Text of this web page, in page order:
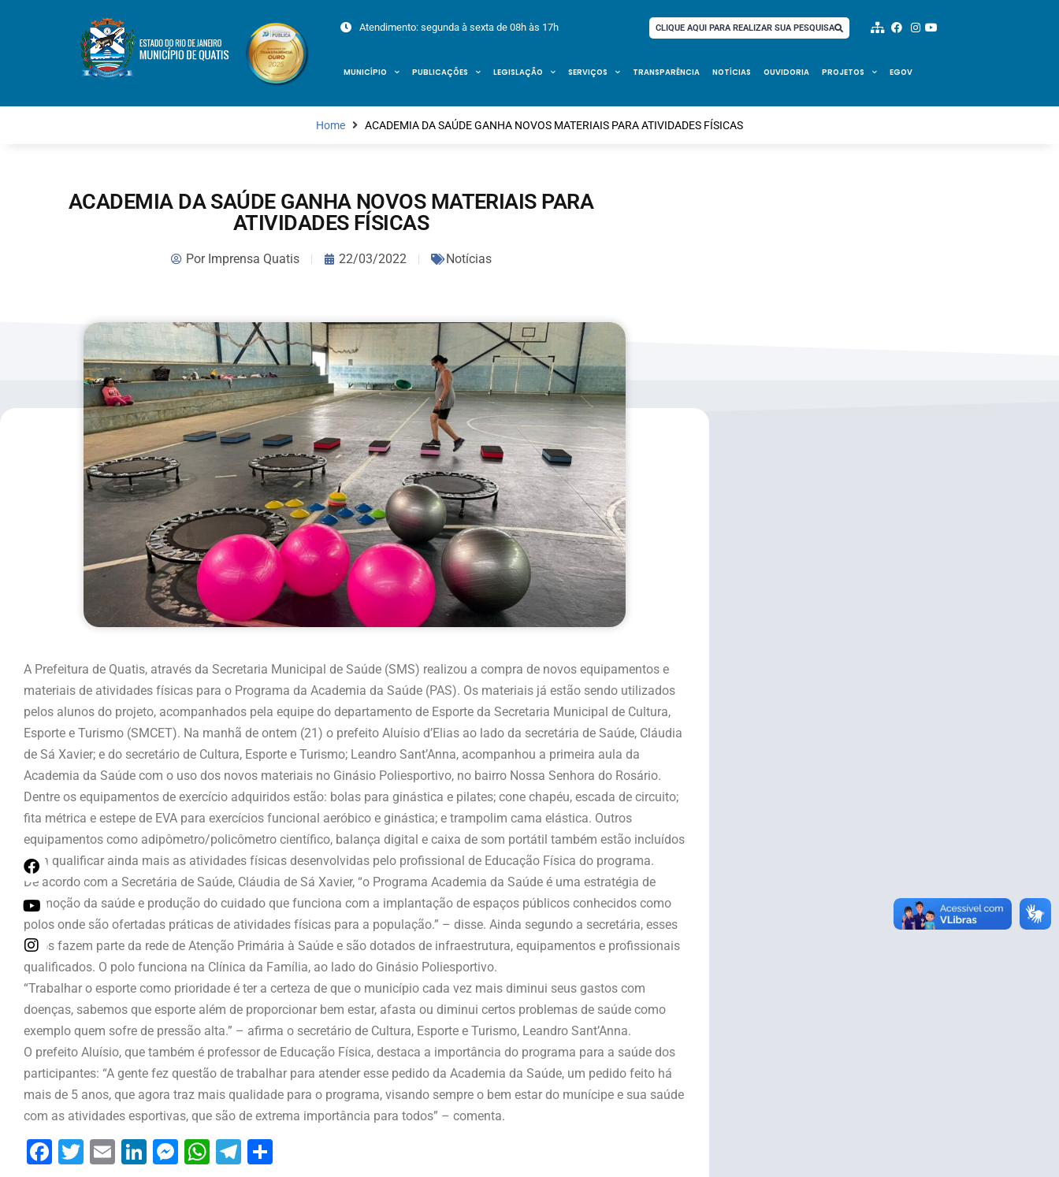
Atendimento: segunda à sexta de 08h às 17h CLIQUE AQUI PARA REALIZAR SUA PESQUISA
MUNICÍPIO PUBLICAÇÕES LEGISLAÇÃO SERVIÇOS TRANSPARÊNCIA NOTÍCIAS OUVIDORIA PROJETOS EGOV
Home ACADEMIA DA SAÚDE GANHA NOVOS MATERIAIS PARA ATIVIDADES FÍSICAS
ACADEMIA DA SAÚDE GANHA NOVOS MATERIAIS PARA
ATIVIDADES FÍSICAS
PorImprensa Quatis 22/03/2022 Notícias
A Prefeitura de Quatis, através da Secretaria Municipal de Saúde (SMS) realizou a compra de novos equipamentos e
materiais de atividades físicas para o Programa da Academia da Saúde (PAS). Os materiais já estão sendo utilizados
pelos alunos do projeto, acompanhados pela equipe do departamento de Esporte da Secretaria Municipal de Cultura,
Esporte e Turismo (SMCET). Na manhã de ontem (21) o prefeito Aluísio d’Elias ao lado da secretária de Saúde, Cláudia
de Sá Xavier; e do secretário de Cultura, Esporte e Turismo; Leandro Sant’Anna, acompanhou a primeira aula da
Academia da Saúde com o uso dos novos materiais no Ginásio Poliesportivo, no bairro Nossa Senhora do Rosário.
Dentre os equipamentos de exercício adquiridos estão: bolas para ginástica e pilates; cone chapéu, escada de circuito;
fita métrica e estepe de EVA para exercícios funcional aeróbico e ginástica; e trampolim cama elástica. Outros
equipamentos como adipômetro/policômetro científico, balança digital e caixa de som portátil também estão incluídos
para qualificar ainda mais as atividades físicas desenvolvidas pelo profissional de Educação Física do programa.
De acordo com a Secretária de Saúde, Cláudia de Sá Xavier, “o Programa Academia da Saúde é uma estratégia de
promoção da saúde e produção do cuidado que funciona com a implantação de espaços públicos conhecidos como
polos onde são ofertadas práticas de atividades físicas para a população.” – disse. Ainda segundo a secretária, esses
polos fazem parte da rede de Atenção Primária à Saúde e são dotados de infraestrutura, equipamentos e profissionais
qualificados. O polo funciona na Clínica da Família, ao lado do Ginásio Poliesportivo.
“Trabalhar o esporte como prioridade é ter a certeza de que o município cada vez mais diminui seus gastos com
doenças, sabemos que esporte além de proporcionar bem estar, afasta ou diminui certos problemas de saúde como
exemplo quem sofre de pressão alta.” – afirma o secretário de Cultura, Esporte e Turismo, Leandro Sant’Anna.
O prefeito Aluísio, que também é professor de Educação Física, destaca a importância do programa para a saúde dos
participantes: “A gente fez questão de trabalhar para atender esse pedido da Academia da Saúde, um pedido feito há
mais de 5 anos, que agora traz mais qualidade para o programa, visando sempre o bem estar do munícipe e sua saúde
com as atividades esportivas, que são de extrema importância para todos” – comenta.
Facebook
Twitter
EmailLinkedIn
Messenger
WhatsApp
Telegram